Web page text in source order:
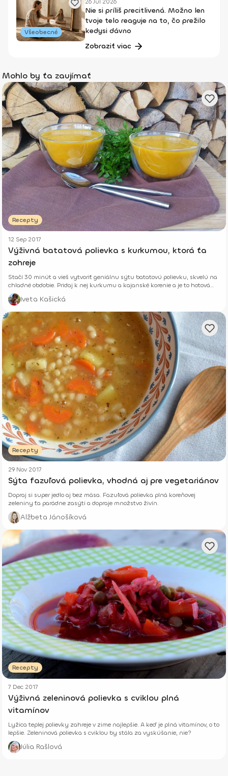
Všeobecné
Nie si príliš precitlivená. Možno len
tvoje telo reaguje na to, čo prežilo
kedysi dávno
Zobraziť viac
Mohlo by ťa zaujímať
Recepty
12 Sep 2017
Výživná batatová polievka s kurkumou, ktorá ťa
zohreje
Stačí 30 minút a vieš vytvoriť geniálnu sýtu batatovú polievku, skvelú na
chladné obdobie. Pridaj k nej kurkumu a kajanské korenie a je to hotová
mňamka.
Iveta Kašická
Recepty
29 Nov 2017
Sýta fazuľová polievka, vhodná aj pre vegetariánov
Dopraj si super jedlo aj bez mäsa. Fazuľová polievka plná koreňovej
zeleniny ťa parádne zasýti a dopraje množstvo živín.
Alžbeta Jánošíková
Recepty
7 Dec 2017
Výživná zeleninová polievka s cviklou plná
vitamínov
Lyžica teplej polievky zahreje v zime najlepšie. A keď je plná vitamínov, o to
lepšie. Zeleninová polievka s cviklou by stála za vyskúšanie, nie?
Júlia Rašlová